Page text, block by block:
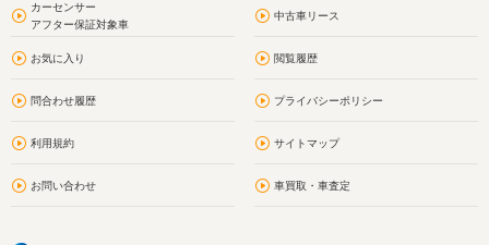
カーセンサー
アフター保証対象車
中古車リース
お気に入り 閲覧履歴
問合わせ履歴 プライバシーポリシー
利用規約 サイトマップ
お問い合わせ 車買取・車査定